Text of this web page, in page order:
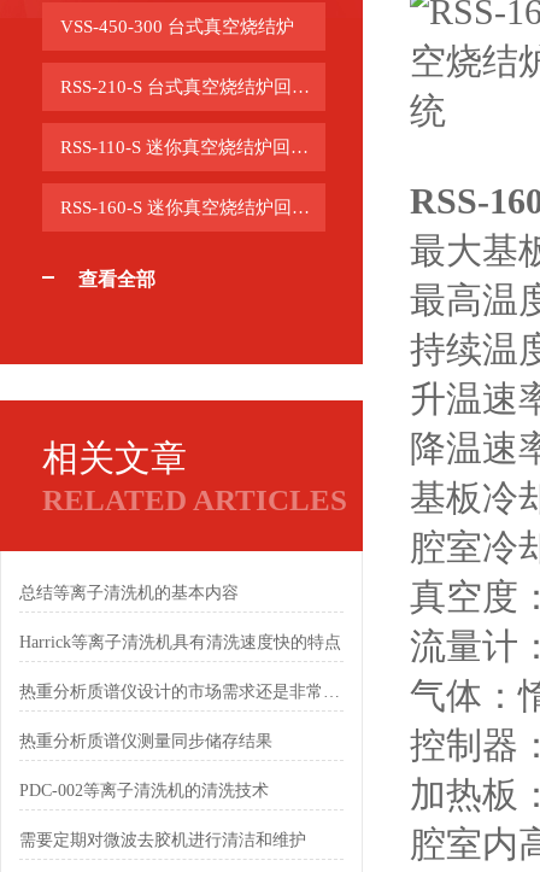
VSS-450-300 台式真空烧结炉
RSS-210-S 台式真空烧结炉回流焊系统
RSS-110-S 迷你真空烧结炉回流焊系统
RSS-160-S 迷你真空烧结炉回流焊系统
查看全部
相关文章
RELATED ARTICLES
总结等离子清洗机的基本内容
Harrick等离子清洗机具有清洗速度快的特点
热重分析质谱仪设计的市场需求还是非常大的
热重分析质谱仪测量同步储存结果
PDC-002等离子清洗机的清洗技术
需要定期对微波去胶机进行清洁和维护
RSS-
最大基
最高温
持续温
升温速
降温速
基板冷
腔室冷
真空度
流量计
气体：
控制器
加热板
腔室内